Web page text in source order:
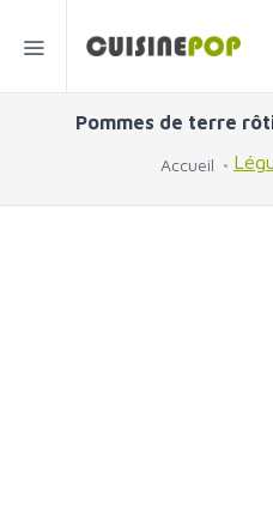
Pommes de terre
Accueil